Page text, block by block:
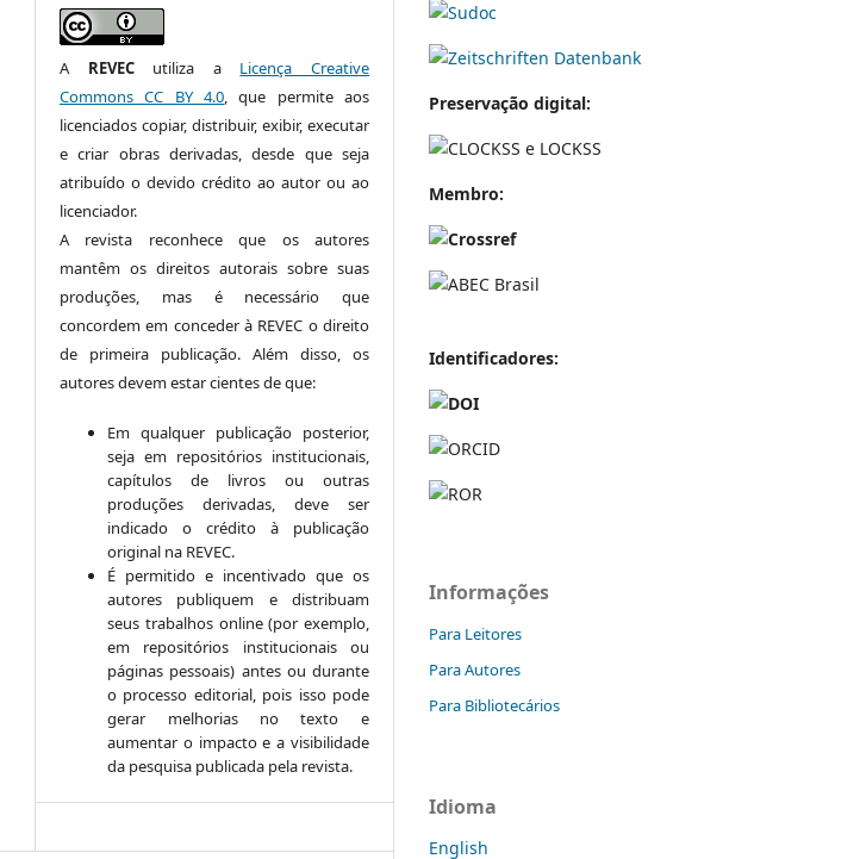
A REVECutiliza a Licença Creative
Commons CC BY 4.0 , que permite aos
licenciados copiar, distribuir, exibir, executar
e criar obras derivadas, desde que seja
atribuído o devido crédito ao autor ou ao
licenciador.
A revista reconhece que os autores
mantêm os direitos autorais sobre suas
produções, mas é necessário que
concordem em conceder à REVEC o direito
de primeira publicação. Além disso, os
autores devem estar cientes de que:
Em qualquer publicação posterior,
seja em repositórios institucionais,
capítulos de livros ou outras
produções derivadas, deve ser
indicado o crédito à publicação
original na REVEC.
É permitido e incentivado que os
autores publiquem e distribuam
seus trabalhos online (por exemplo,
em repositórios institucionais ou
páginas pessoais) antes ou durante
o processo editorial, pois isso pode
gerar melhorias no texto e
aumentar o impacto e a visibilidade
da pesquisa publicada pela revista.
Preservação digital:
Membro:
Identificadores:
Informações
Para Leitores
Para Autores
Para Bibliotecários
Idioma
English